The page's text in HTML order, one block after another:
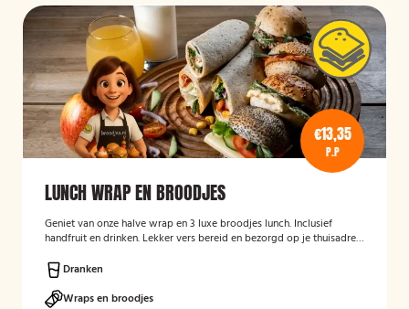
€13,35
P.P
LUNCH WRAP EN BROODJES
Geniet van onze halve wrap en 3 luxe broodjes lunch. Inclusief
handfruit en drinken. Lekker vers bereid en bezorgd op je thuisadres
Dranken
Wraps en broodjes